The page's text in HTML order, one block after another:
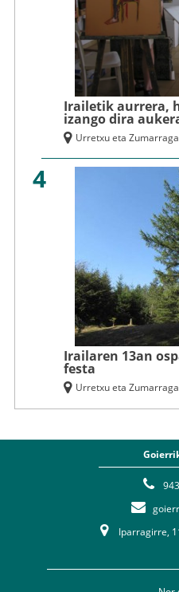
Irailetik aurrera,
izango dira
Urretxu eta Zumarraga
4
Irailaren 13an
festa
Urretxu eta Zumarraga
Iparragirre,